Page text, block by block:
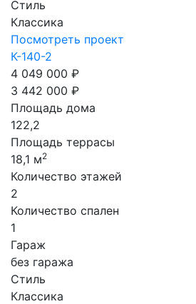
Стиль
Классика
Посмотреть проект
К-140-2
4 049 000 ₽
3 442 000 ₽
Площадь дома
122,2
Площадь террасы
18,1 м2
Количество этажей
2
Количество спален
1
Гараж
без гаража
Стиль
Классика